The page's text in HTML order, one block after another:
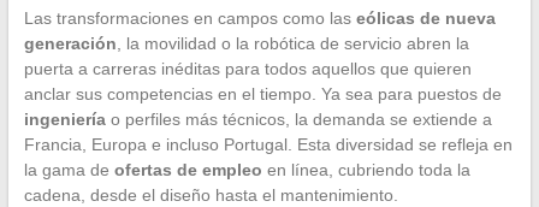
Las transformaciones en campos como las eólicas de nueva
generación , la movilidad o la robótica de servicio abren la
puerta a carreras inéditas para todos aquellos que quieren
anclar sus competencias en el tiempo. Ya sea para puestos de
ingenieríao perfiles más técnicos, la demanda se extiende a
Francia, Europa e incluso Portugal. Esta diversidad se refleja en
la gama de ofertas de empleo en línea, cubriendo toda la
cadena, desde el diseño hasta el mantenimiento.